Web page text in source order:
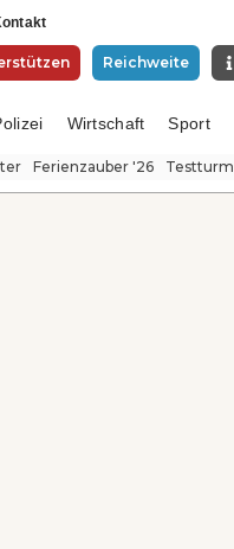
Reichweite
Wirtschaft Sport
Ferienzauber '26 Testturm